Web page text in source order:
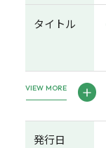
タイトル
VIEW MORE
発行日